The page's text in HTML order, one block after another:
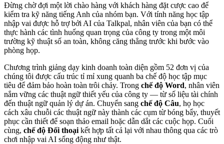
Đừng chờ đợi một lời chào hàng với khách hàng đặt cược cao để
kiểm tra kỹ năng tiếng Anh của nhóm bạn. Với tính năng học tập
nhập vai được hỗ trợ bởi AI của Talkpal, nhân viên của bạn có thể
thực hành các tình huống quan trọng của công ty trong một môi
trường kỹ thuật số an toàn, không căng thẳng trước khi bước vào
phòng họp.
Chương trình giảng dạy kinh doanh toàn diện gồm 52 đơn vị của
chúng tôi được cấu trúc tỉ mỉ xung quanh ba chế độ học tập mục
tiêu để đảm bảo hoàn toàn trôi chảy. Trong chế độ Word, nhân viên
nắm vững các thuật ngữ thiết yếu của công ty — từ số liệu tài chính
đến thuật ngữ quản lý dự án. Chuyển sang chế độ Câu, họ học
cách xâu chuỗi các thuật ngữ này thành các cụm từ bóng bẩy, thuyết
phục cần thiết để soạn thảo email hoặc dẫn dắt các cuộc họp. Cuối
cùng, chế độ Đối thoại kết hợp tất cả lại với nhau thông qua các trò
chơi nhập vai AI sống động như thật.